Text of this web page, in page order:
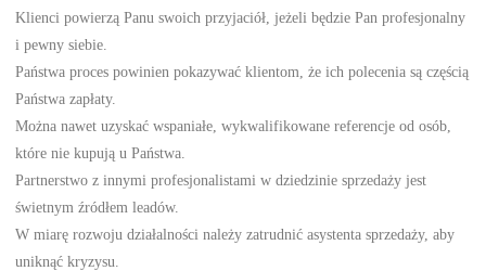
Klienci powierzą Panu swoich przyjaciół, jeżeli będzie Pan profesjonalny
i pewny siebie.
Państwa proces powinien pokazywać klientom, że ich polecenia są częścią
Państwa zapłaty.
Można nawet uzyskać wspaniałe, wykwalifikowane referencje od osób,
które nie kupują u Państwa.
Partnerstwo z innymi profesjonalistami w dziedzinie sprzedaży jest
świetnym źródłem leadów.
W miarę rozwoju działalności należy zatrudnić asystenta sprzedaży, aby
uniknąć kryzysu.